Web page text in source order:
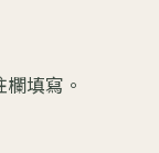
填寫。